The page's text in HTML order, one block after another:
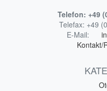
Telefon: +49
Telefax: +49
E-Mail:
Kontakt/